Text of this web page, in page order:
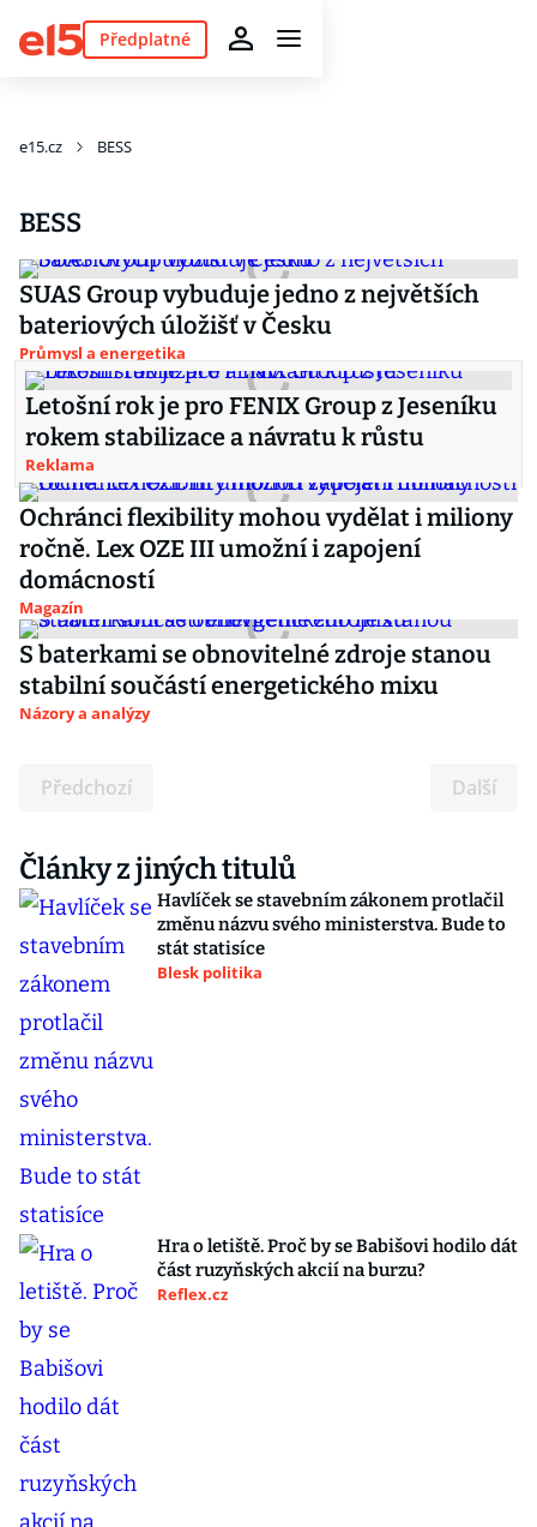
Předplatné
e15.cz BESS
BESS
SUAS Group vybuduje jedno z největších
bateriových úložišť v Česku
Průmysl a energetika
Letošní rok je pro FENIX Group z Jeseníku
rokem stabilizace a návratu k růstu
Reklama
Ochránci flexibility mohou vydělat i miliony
ročně. Lex OZE III umožní i zapojení
domácností
Magazín
S baterkami se obnovitelné zdroje stanou
stabilní součástí energetického mixu
Názory a analýzy
Předchozí Další
Články z jiných titulů
Havlíček se stavebním zákonem protlačil
změnu názvu svého ministerstva. Bude to
stát statisíce
Blesk politika
Hra o letiště. Proč by se Babišovi hodilo dát
část ruzyňských akcií na burzu?
Reflex.cz